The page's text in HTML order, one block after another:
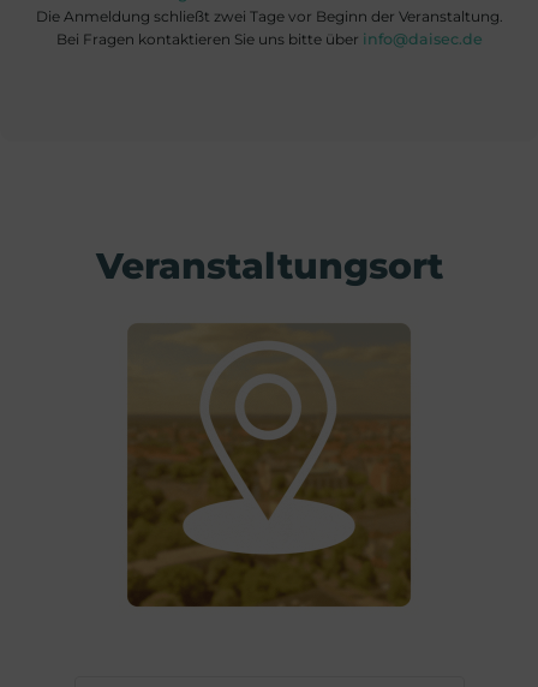
Die Anmeldung schließt zwei Tage vor Beginn der Veranstaltung.
Bei Fragen kontaktieren Sie uns bitte über info@daisec.de
Veranstaltungsort